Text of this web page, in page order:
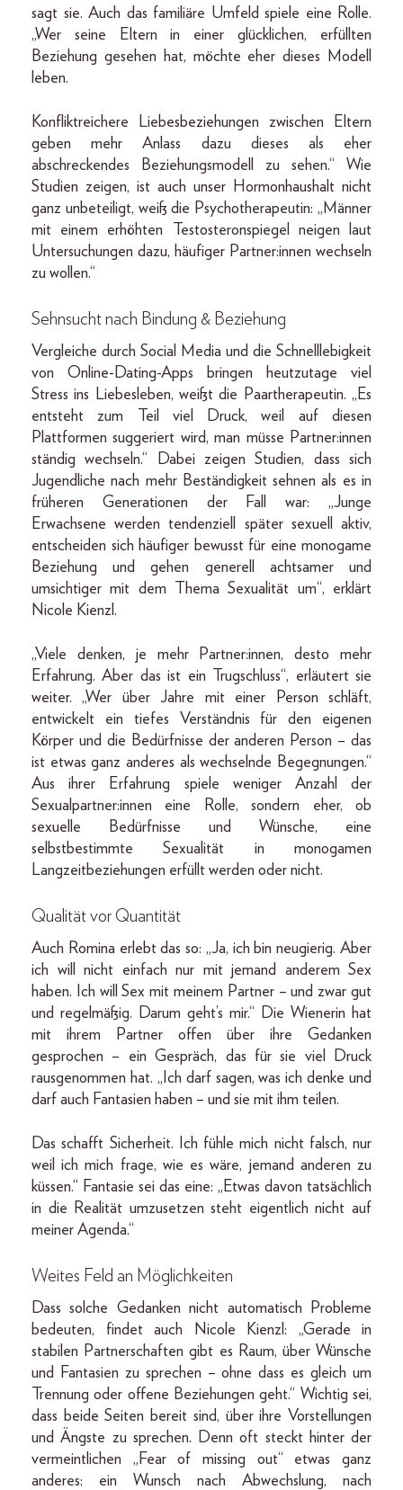
sagt sie. Auch das familiäre Umfeld spiele eine Rolle.
„Wer seine Eltern in einer glücklichen, erfüllten
Beziehung gesehen hat, möchte eher dieses Modell
leben.
Konfliktreichere Liebesbeziehungen zwischen Eltern
geben mehr Anlass dazu dieses als eher
abschreckendes Beziehungsmodell zu sehen.“ Wie
Studien zeigen, ist auch unser Hormonhaushalt nicht
ganz unbeteiligt, weiß die Psychotherapeutin: „Männer
mit einem erhöhten Testosteronspiegel neigen laut
Untersuchungen dazu, häufiger Partner:innen wechseln
zu wollen.“
Sehnsucht nach Bindung & Beziehung
Vergleiche durch Social Media und die Schnelllebigkeit
von Online-Dating-Apps bringen heutzutage viel
Stress ins Liebesleben, weißt die Paartherapeutin. „Es
entsteht zum Teil viel Druck, weil auf diesen
Plattformen suggeriert wird, man müsse Partner:innen
ständig wechseln.“ Dabei zeigen Studien, dass sich
Jugendliche nach mehr Beständigkeit sehnen als es in
früheren Generationen der Fall war: „Junge
Erwachsene werden tendenziell später sexuell aktiv,
entscheiden sich häufiger bewusst für eine monogame
Beziehung und gehen generell achtsamer und
umsichtiger mit dem Thema Sexualität um“, erklärt
Nicole Kienzl.
„Viele denken, je mehr Partner:innen, desto mehr
Erfahrung. Aber das ist ein Trugschluss“, erläutert sie
weiter. „Wer über Jahre mit einer Person schläft,
entwickelt ein tiefes Verständnis für den eigenen
Körper und die Bedürfnisse der anderen Person – das
ist etwas ganz anderes als wechselnde Begegnungen.“
Aus ihrer Erfahrung spiele weniger Anzahl der
Sexualpartner:innen eine Rolle, sondern eher, ob
sexuelle Bedürfnisse und Wünsche, eine
selbstbestimmte Sexualität in monogamen
Langzeitbeziehungen erfüllt werden oder nicht.
Qualität vor Quantität
Auch Romina erlebt das so: „Ja, ich bin neugierig. Aber
ich will nicht einfach nur mit jemand anderem Sex
haben. Ich will Sex mit meinem Partner – und zwar gut
und regelmäßig. Darum geht’s mir.“ Die Wienerin hat
mit ihrem Partner offen über ihre Gedanken
gesprochen – ein Gespräch, das für sie viel Druck
rausgenommen hat. „Ich darf sagen, was ich denke und
darf auch Fantasien haben – und sie mit ihm teilen.
Das schafft Sicherheit. Ich fühle mich nicht falsch, nur
weil ich mich frage, wie es wäre, jemand anderen zu
küssen.“ Fantasie sei das eine: „Etwas davon tatsächlich
in die Realität umzusetzen steht eigentlich nicht auf
meiner Agenda.“
Weites Feld an Möglichkeiten
Dass solche Gedanken nicht automatisch Probleme
bedeuten, findet auch Nicole Kienzl: „Gerade in
stabilen Partnerschaften gibt es Raum, über Wünsche
und Fantasien zu sprechen – ohne dass es gleich um
Trennung oder offene Beziehungen geht.“ Wichtig sei,
dass beide Seiten bereit sind, über ihre Vorstellungen
und Ängste zu sprechen. Denn oft steckt hinter der
vermeintlichen „Fear of missing out“ etwas ganz
anderes: ein Wunsch nach Abwechslung, nach